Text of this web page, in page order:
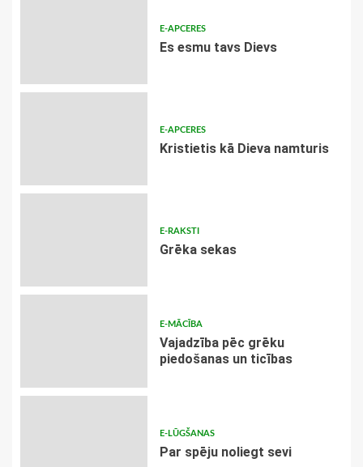
E-APCERES
Es esmu tavs Dievs
E-APCERES
Kristietis kā Dieva namturis
E-RAKSTI
Grēka sekas
E-MĀCĪBA
Vajadzība pēc grēku
piedošanas un ticības
E-LŪGŠANAS
Par spēju noliegt sevi